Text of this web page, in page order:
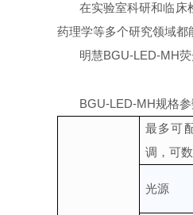
在实验室科研和临床
药理学等多个研究领域都
明慧BGU-LED-MH
BGU-LED-MH规格参
最多可
调，可
光源